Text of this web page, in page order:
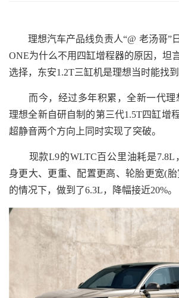
理想汽车产品线负责人“@ 老汤哥”
ONE为什么不用四缸增程器的原因，坦
选择，东安1.2T三缸机是理想当时能找
而今，经过多年积累，全新一代理
理想全新自研自制的第三代1.5T四缸增
超静音两个方向上同时实现了突破。
现款L9的WLTC百公里油耗是7.8L
身更大、更重、配置更高、轮胎更宽(胎
的情况下，做到了6.3L，降幅接近20%。